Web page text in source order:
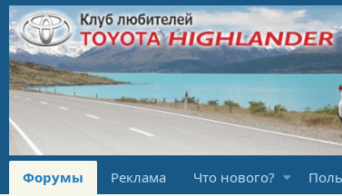
Форумы Реклама Что нового?